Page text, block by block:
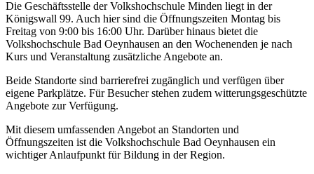
Die Geschäftsstelle der Volkshochschule Minden liegt in der
Königswall 99. Auch hier sind die Öffnungszeiten Montag bis
Freitag von 9:00 bis 16:00 Uhr. Darüber hinaus bietet die
Volkshochschule Bad Oeynhausen an den Wochenenden je nach
Kurs und Veranstaltung zusätzliche Angebote an.
Beide Standorte sind barrierefrei zugänglich und verfügen über
eigene Parkplätze. Für Besucher stehen zudem witterungsgeschützte
Angebote zur Verfügung.
Mit diesem umfassenden Angebot an Standorten und
Öffnungszeiten ist die Volkshochschule Bad Oeynhausen ein
wichtiger Anlaufpunkt für Bildung in der Region.